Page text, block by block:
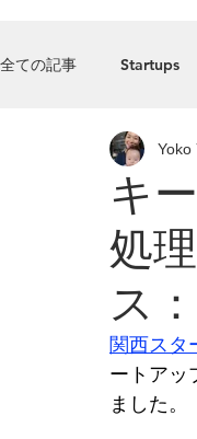
全ての記事 Startups
Press_Release
キ
処
ス
Yoko
関西スタ
ートアッ
ました。